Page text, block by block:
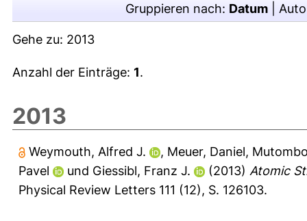
Gruppieren nach: Datum
Gehe zu: 2013
Anzahl der Einträge: 1.
2013
Weymouth, Alfred J. , Meuer, Daniel,
Pavel
und Giessibl, Franz J. (2013) Atomic
Physical Review Letters 111 (12), S. 126103.